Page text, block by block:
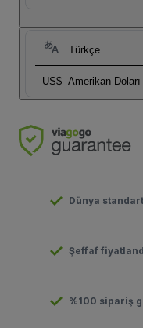
Türkçe
US$ Amerikan Doları
Dünya
Şeffaf
%100 sipariş